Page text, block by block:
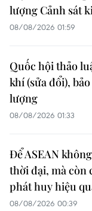
lượng Cảnh sát
08/08/2026 01:59
Quốc hội thảo
khí (sửa đổi),
lượng
08/08/2026 01:33
Để ASEAN
thời đại, mà còn
phát huy hiệu
08/08/2026 00:39